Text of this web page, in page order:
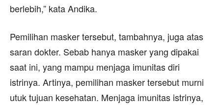
berlebih,” kata Andika.
Pemilihan masker tersebut, tambahnya, juga atas
saran dokter. Sebab hanya masker yang dipakai
saat ini, yang mampu menjaga imunitas diri
istrinya. Artinya, pemilihan masker tersebut murni
utuk tujuan kesehatan. Menjaga imunitas istrinya,